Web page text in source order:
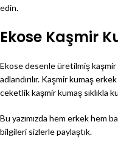
edin.
Ekose Kaşmir
Ekose desenle üretilmiş
adlandırılır. Kaşmir kumaş
ceketlik kaşmir kumaş sıklıkla
Bu yazımızda hem erkek hem
bilgileri sizlerle paylaştık.